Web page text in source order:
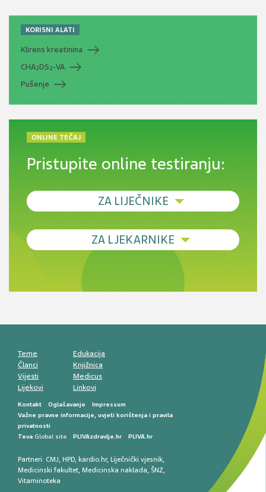
KORISNI ALATI
Klirens kreatinina
CHA2DS2-VA
Pušenje
ONLINE TEČAJ
Pristupite online testiranju:
ZA LIJEČNIKE
Debljina - od prevencije do personalizirane
Novi pogled na migrenu: komorbiditeti, spolne
razlike i nove terapije
smetnji do rane onkološke dijagnostike
ZA LJEKARNIKE
Antikoagulansi u ljekarničkoj praksi –
Teme
Članci
Vijesti
Lijekovi
Edukacija
Knjižnica
Medicus
Linkovi
Kontakt Oglašavanje
Impressum
Važne pravne informacije, uvjeti korištenja i pravila
privatnosti
Teva Global site PLIVAzdravlje.hr PLIVA.hr
Partneri: CMJ, HPD, kardio.hr, Liječnički vjesnik,
Medicinski fakultet, Medicinska naklada, ŠNZ,
Vitaminoteka